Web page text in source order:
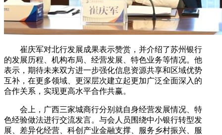
崔庆军对北行发展成果表示赞赏，并介绍了苏州银行
的发展历程、机构布局、经营发展、特色业务等情况。他
表示，期待未来双方进一步强化信息资源共享和区域优势
互补，在更多领域、更深层次建立起更加广泛全面深入的
合作关系，实现更高水平合作共赢。
会上，广西三家城商行分别就自身经营发展情况、特
色经验做法进行交流发言。与会人员围绕中小银行转型发
展、差异化经营、科创产业金融支撑、服务乡村振兴、服